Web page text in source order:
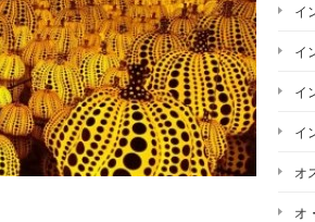
イ
イ
イ
イ
オ
オ